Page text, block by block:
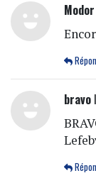
Modor
bravo